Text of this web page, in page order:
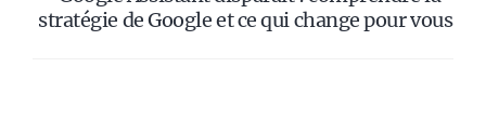
stratégie de Google et ce qui change pour vous